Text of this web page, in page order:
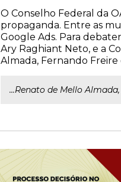
O Conselho Federal da
propaganda. Entre as
Google Ads. Para
Ary Raghiant Neto, e a
Almada, Fernando Freire
...Renato de Mello Almada,